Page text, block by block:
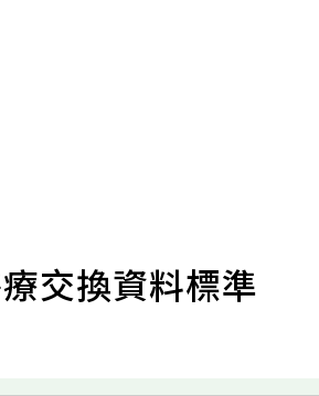
交換資料標準